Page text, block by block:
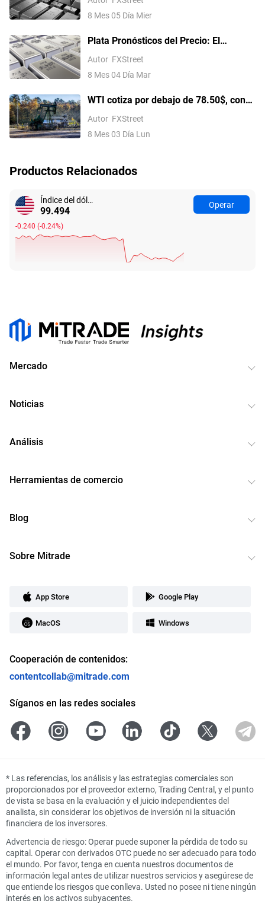
a 62.00$ tras una ruptura técnica
8 Mes 05 Día Mier
Plata Pronósticos del Precio: El
XAG/USD alcanza 59.00$ en medio de
cautelosas esperanzas de paz en Irán
Autor FXStreet
8 Mes 04 Día Mar
WTI cotiza por debajo de 78.50$, con
una caída de casi el 8% en el día ante
las esperanzas de un acuerdo de paz
Autor FXStreet
8 Mes 03 Día Lun
Productos Relacionados
Índice del dólar estadounidense
99.494
-0.240 (-0.24%)
Operar
Mercado
Noticias
Análisis
Herramientas de comercio
Blog
Sobre Mitrade
App Store Google Play
MacOS Windows
Cooperación de contenidos:
contentcollab@mitrade.com
Síganos en las redes sociales
* Las referencias, los análisis y las estrategias comerciales son
proporcionados por el proveedor externo, Trading Central, y el punto
de vista se basa en la evaluación y el juicio independientes del
analista, sin considerar los objetivos de inversión ni la situación
financiera de los inversores.
Advertencia de riesgo: Operar puede suponer la pérdida de todo su
capital. Operar con derivados OTC puede no ser adecuado para todo
el mundo. Por favor, tenga en cuenta nuestros documentos de
información legal antes de utilizar nuestros servicios y asegúrese de
que entiende los riesgos que conlleva. Usted no posee ni tiene ningún
interés en los activos subyacentes.